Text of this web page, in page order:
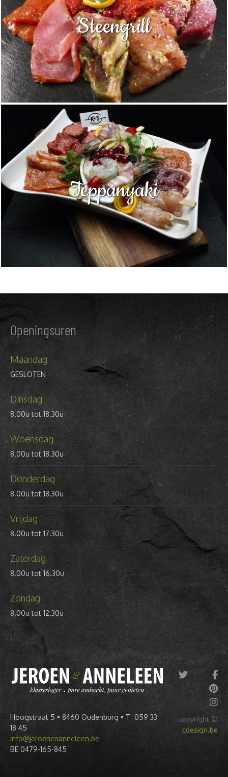
Steengrill
Teppanyaki
Openingsuren
Maandag
GESLOTEN
Dinsdag
8.00u tot 18.30u
Woensdag
8.00u tot 18.30u
Donderdag
8.00u tot 18.30u
Vrijdag
8.00u tot 17.30u
Zaterdag
8.00u tot 16.30u
Zondag
8.00u tot 12.30u
Hoogstraat 5 • 8460 Oudenburg • T 059 33
18 45
info@jeroenenanneleen.be
BE 0479-165-845
copyright ©
cdesign.be